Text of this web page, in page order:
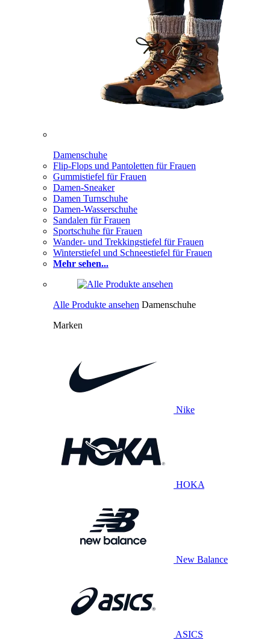
Damenschuhe
Flip-Flops und Pantoletten für Frauen
Gummistiefel für Frauen
Damen-Sneaker
Damen Turnschuhe
Damen-Wasserschuhe
Sandalen für Frauen
Sportschuhe für Frauen
Wander- und Trekkingstiefel für Frauen
Winterstiefel und Schneestiefel für Frauen
Mehr sehen...
Alle Produkte ansehen Damenschuhe
Marken
Nike
HOKA
New Balance
ASICS